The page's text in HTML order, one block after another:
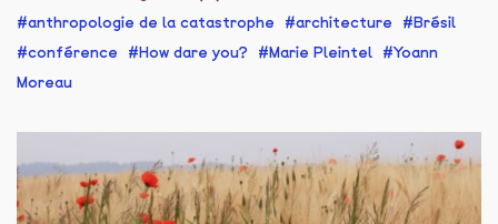
anthropologie de la catastrophe
architecture
Brésil
conférence
How dare you? Marie Pleintel
Yoann
Moreau